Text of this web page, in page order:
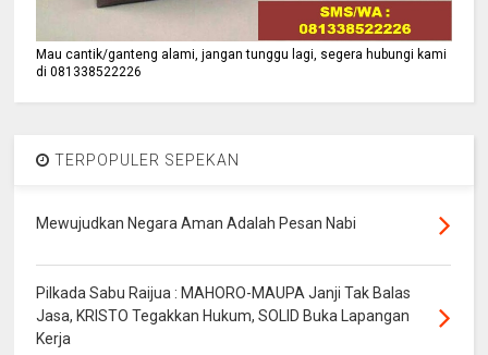
Mau cantik/ganteng alami, jangan tunggu lagi, segera hubungi kami
di 081338522226
TERPOPULER SEPEKAN
Mewujudkan Negara Aman Adalah Pesan Nabi
Pilkada Sabu Raijua : MAHORO-MAUPA Janji Tak Balas
Jasa, KRISTO Tegakkan Hukum, SOLID Buka Lapangan
Kerja